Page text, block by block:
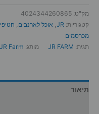
מק"ט: 4024344260865
קטגוריות: JR
, אוכל לארנבים,
מכרסמים
תגית: JR FARM מותג: JR Farm
תיאור